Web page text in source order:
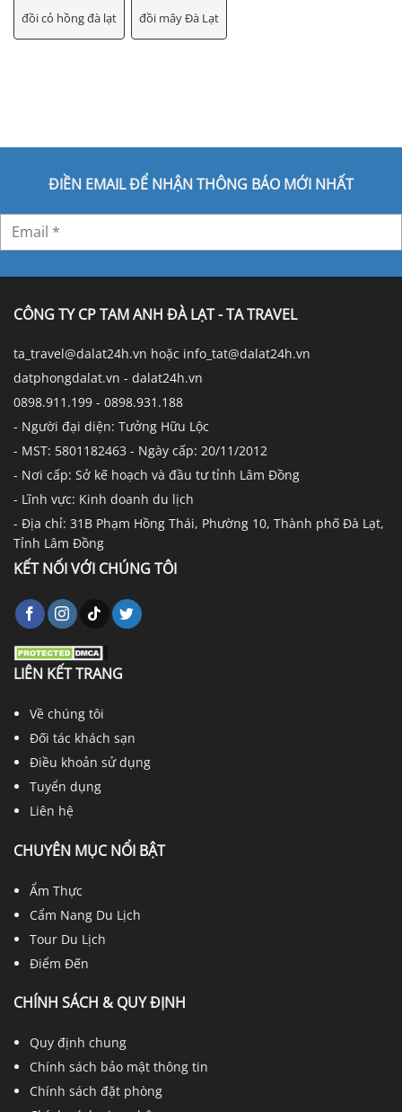
đồi cỏ hồng đà lạt đồi mây Đà Lạt
ĐIỀN EMAIL ĐỂ NHẬN THÔNG BÁO MỚI NHẤT
CÔNG TY CP TAM ANH ĐÀ LẠT - TA TRAVEL
ta_travel@dalat24h.vn hoặc info_tat@dalat24h.vn
datphongdalat.vn - dalat24h.vn
0898.911.199 - 0898.931.188
- Người đại diện: Tưởng Hữu Lộc
- MST: 5801182463 - Ngày cấp: 20/11/2012
- Nơi cấp: Sở kế hoạch và đầu tư tỉnh Lâm Đồng
- Lĩnh vực: Kinh doanh du lịch
- Địa chỉ: 31B Phạm Hồng Thái, Phường 10, Thành phố Đà Lạt,
Tỉnh Lâm Đồng
KẾT NỐI VỚI CHÚNG TÔI
LIÊN KẾT TRANG
Về chúng tôi
Đối tác khách sạn
Điều khoản sử dụng
Tuyển dụng
Liên hệ
CHUYÊN MỤC NỔI BẬT
Ẩm Thực
Cẩm Nang Du Lịch
Tour Du Lịch
Điểm Đến
CHÍNH SÁCH & QUY ĐỊNH
Quy định chung
Chính sách bảo mật thông tin
Chính sách đặt phòng